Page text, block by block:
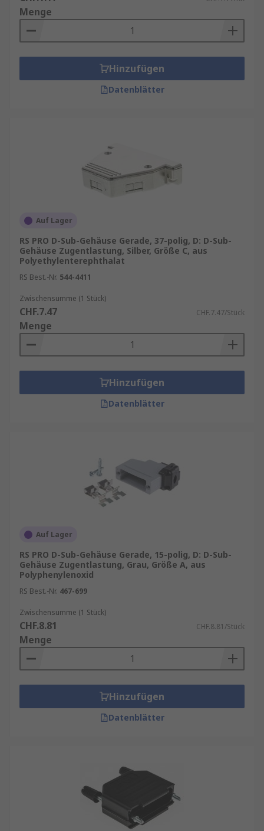
Menge
Hinzufügen
Datenblätter
Auf Lager
RS PRO D-Sub-Gehäuse Gerade, 37-polig, D: D-Sub-
Gehäuse Zugentlastung, Silber, Größe C, aus
Polyethylenterephthalat
RS Best.-Nr. 544-4411
Zwischensumme (1 Stück)
CHF.7.47 CHF.7.47/Stück
Menge
Hinzufügen
Datenblätter
Auf Lager
RS PRO D-Sub-Gehäuse Gerade, 15-polig, D: D-Sub-
Gehäuse Zugentlastung, Grau, Größe A, aus
Polyphenylenoxid
RS Best.-Nr. 467-699
Zwischensumme (1 Stück)
CHF.8.81 CHF.8.81/Stück
Menge
Hinzufügen
Datenblätter